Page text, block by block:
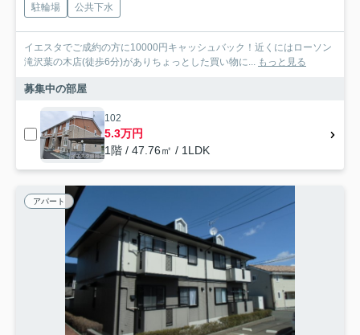
駐輪場 公共下水
イエスタでご成約の方に10000円キャッシュバック！近くにはローソン
滝沢葉の木店(徒歩6分)がありちょっとした買い物に...
もっと見る
募集中の部屋
102
5.3万円
1階 / 47.76㎡ / 1LDK
アパート